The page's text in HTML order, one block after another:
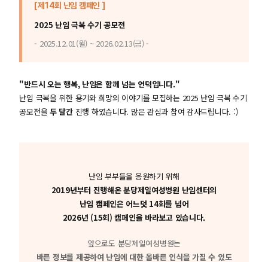
[제14회 난임 캠페인 ]
2025 난임 극복 수기 공모전
- 2025.12.01(월) ~ 2026.02.13(금) -
"반드시 오는 행복, 난임은 함께 넘는 언덕입니다."
난임 극복을 위한 용기와 희망의 이야기를 모집하는 2025 난임 극복 수기
공모전을두 달간진행 하였습니다. 많은 관심과 참여 감사드립니다. :)
난임 부부들을 응원하기 위해
2019년부터 진행해온 분당제일여성병원 난임센터의
난임 캠페인은 어느덧 14회를 넘어
2026년 (15회) 캠페인을 바라보고 있습니다.
앞으로도 분당제일여성병원는
바른 정보를 제공하여 난임에 대한 올바른 인식을 가질 수 있도